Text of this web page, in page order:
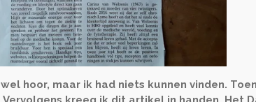
hoor, maar ik had niets kunnen vinden.